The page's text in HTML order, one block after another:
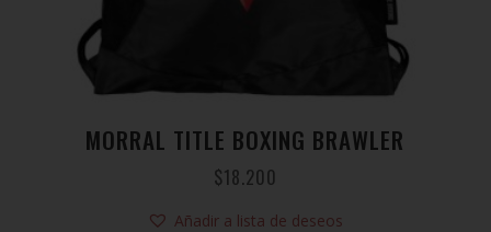
MORRAL TITLE BOXING BRAWLER
$18.200
Añadir a lista de deseos